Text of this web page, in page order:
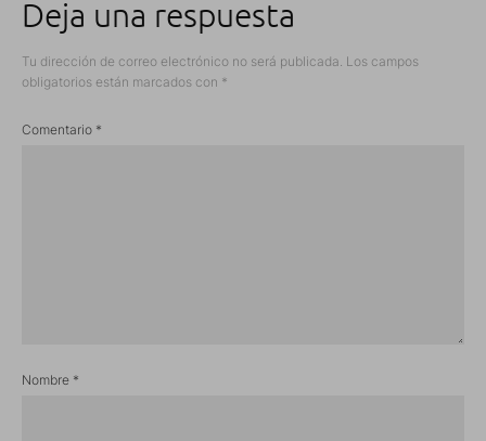
Deja una respuesta
Tu dirección de correo electrónico no será publicada. Los campos
obligatorios están marcados con *
Comentario *
Nombre *